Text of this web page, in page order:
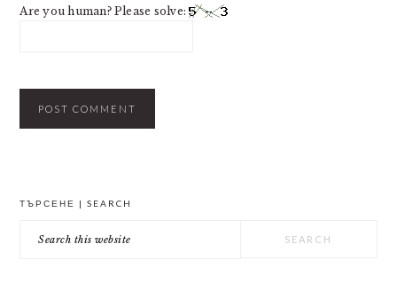
Are you human? Please solve:
ТЪРСЕНЕ | SEARCH
this